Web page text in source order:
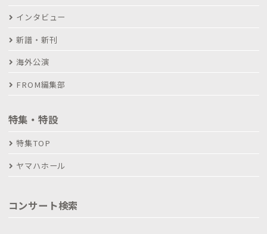
インタビュー
新譜・新刊
海外公演
FROM編集部
特集・特設
特集TOP
ヤマハホール
コンサート検索